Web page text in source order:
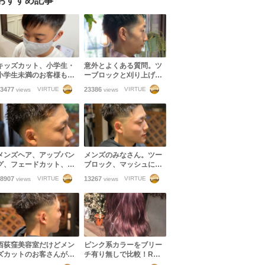
ッズカット、小学生・
学生未満のお客様もご
views VIRTUE
意外とよくある質問。ツ
ーブロックと刈り上げの
違い。フェードカットと
刈り上げの違い。イメー
ジの共有できない失敗。
23386views VIRTUE
ンズヘア、アップバン
、フェードカット、ツ
ブロックを遂に辞める
ら！
views VIRTUE
メンズのみなさん。ツー
ブロック、マッシュに飽
きたらフェードカットに
挑戦してみませんか？
13267views VIRTUE
荻窪美容室だけどメン
カットのお客さんが多
ピンク系カラーをブリー
チ有り無しで比較！Rカ